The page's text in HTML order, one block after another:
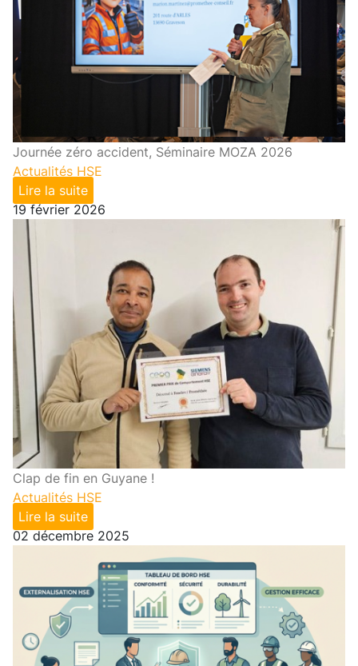
Journée zéro accident, Séminaire MOZA 2026
Actualités HSE
Lire la suite
19 février 2026
Clap de fin en Guyane !
Actualités HSE
Lire la suite
02 décembre 2025